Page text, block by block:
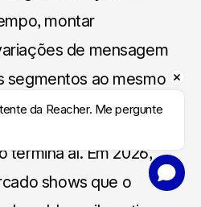
montar
de mensagem
segmentos ao mesmo
termina aí. Em 2026,
shows que o
da Reacher. Me pergunte